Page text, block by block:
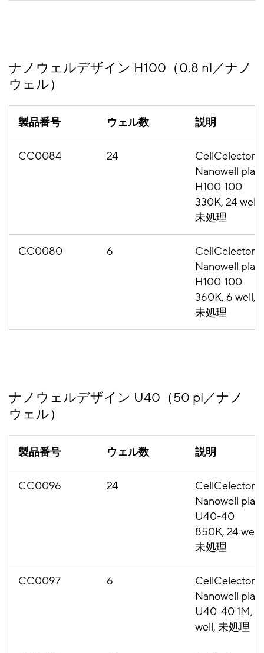
ナノウェルデザイン H100（0.8 nl／ナノ
ウェル）
製品番号 ウェル数 説明
CC0084 24
CellCelector
Nanowell plate
H100-100
330K, 24 well,
未処理
CC0080 6
CellCelector
Nanowell plate
H100-100
360K, 6 well,
未処理
ナノウェルデザイン U40（50 pl／ナノ
ウェル）
製品番号 ウェル数 説明
CC0096 24
CellCelector
Nanowell plate
U40-40
850K, 24 well,
未処理
CC0097 6
CellCelector
Nanowell plate
U40-40 1M, 6
well, 未処理